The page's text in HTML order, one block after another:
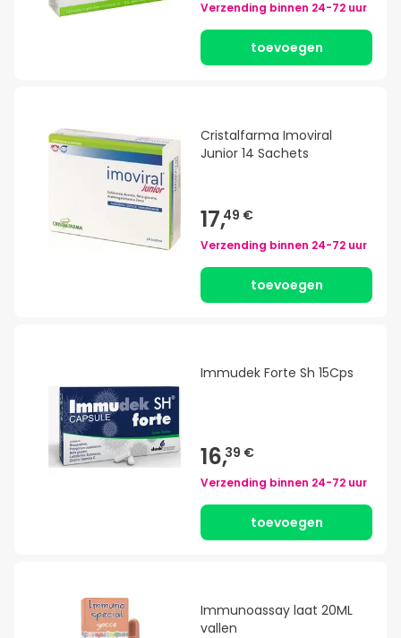
Verzending binnen 24-72 uur
toevoegen
Cristalfarma Imoviral
Junior 14 Sachets
17,49 €
Verzending binnen 24-72 uur
toevoegen
Immudek Forte Sh 15Cps
16,39 €
Verzending binnen 24-72 uur
toevoegen
Immunoassay laat 20ML
vallen